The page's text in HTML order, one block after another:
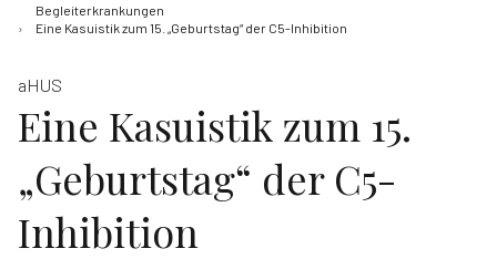
Begleiterkrankungen
Eine Kasuistik zum 15. „Geburtstag“ der C5-Inhibition
aHUS
Eine Kasuistik zum 15.
„Geburtstag“ der C5-
Inhibition